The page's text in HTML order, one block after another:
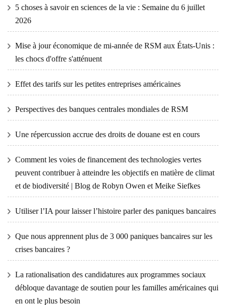
5 choses à savoir en sciences de la vie : Semaine du 6 juillet
2026
Mise à jour économique de mi-année de RSM aux États-Unis :
les chocs d'offre s'atténuent
Effet des tarifs sur les petites entreprises américaines
Perspectives des banques centrales mondiales de RSM
Une répercussion accrue des droits de douane est en cours
Comment les voies de financement des technologies vertes
peuvent contribuer à atteindre les objectifs en matière de climat
et de biodiversité | Blog de Robyn Owen et Meike Siefkes
Utiliser l’IA pour laisser l’histoire parler des paniques bancaires
Que nous apprennent plus de 3 000 paniques bancaires sur les
crises bancaires ?
La rationalisation des candidatures aux programmes sociaux
débloque davantage de soutien pour les familles américaines qui
en ont le plus besoin